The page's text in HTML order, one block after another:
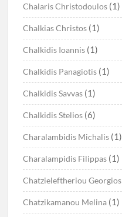
Chalaris Christodoulos (1)
Chalkias Christos (1)
Chalkidis Ioannis (1)
Chalkidis Panagiotis (1)
Chalkidis Savvas (1)
Chalkidis Stelios (6)
Charalambidis Michalis (1)
Charalampidis Filippas (1)
Chatzieleftheriou Georgios
Chatzikamanou Melina (1)